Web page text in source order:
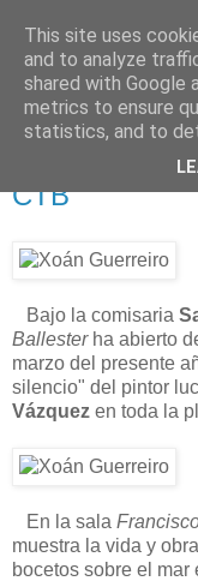
Está de
29/1/13
Registros del
CTB
Bajo la comisaria
Ballesterha abierto
marzo del presente
silencio" del pintor
Vázquez en toda la
En la sala
muestra la vida y
bocetos sobre el
This site uses
and to analyze
shared with Google
metrics to ensure
statistics, and to